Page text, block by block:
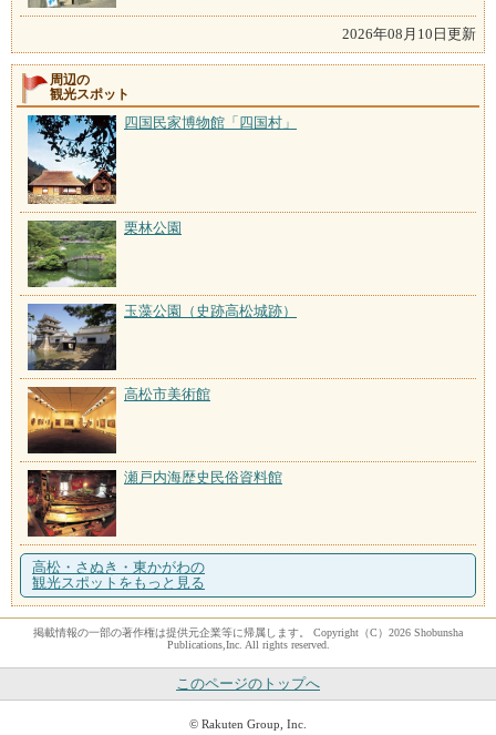
2026年08月10日更新
周辺の
観光スポット
四国民家博物館「四国村」
栗林公園
玉藻公園（史跡高松城跡）
高松市美術館
瀬戸内海歴史民俗資料館
高松・さぬき・東かがわの
観光スポットをもっと見る
掲載情報の一部の著作権は提供元企業等に帰属します。 Copyright（C）2026 Shobunsha
Publications,Inc. All rights reserved.
このページのトップへ
© Rakuten Group, Inc.